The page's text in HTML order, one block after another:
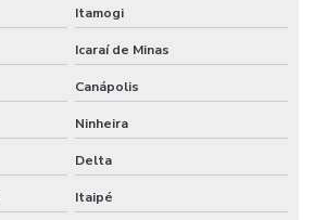
Itamogi
Icaraí de Minas
Canápolis
Ninheira
Delta
Itaipé